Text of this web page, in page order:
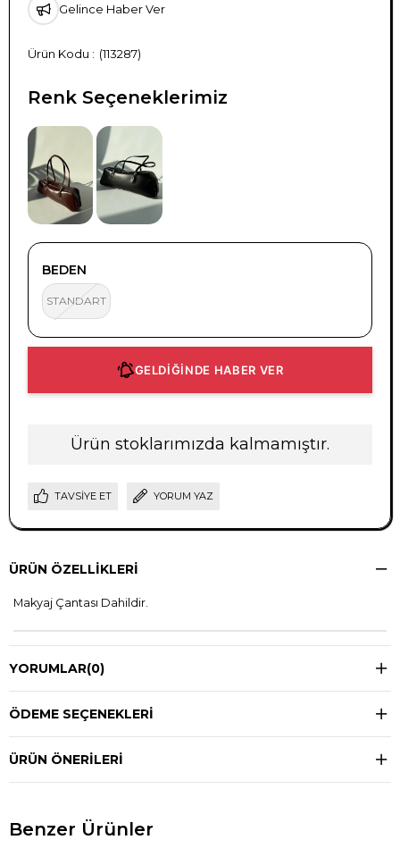
Gelince Haber Ver
(113287)
Renk Seçeneklerimiz
TÜKENDI TÜKENDI
BEDEN
STANDART
GELDİĞİNDE HABER VER
Ürün stoklarımızda kalmamıştır.
TAVSIYE ET YORUM YAZ
ÜRÜN ÖZELLIKLERI
Makyaj Çantası Dahildir.
YORUMLAR(0)
ÖDEME SEÇENEKLERI
ÜRÜN ÖNERILERI
Benzer Ürünler